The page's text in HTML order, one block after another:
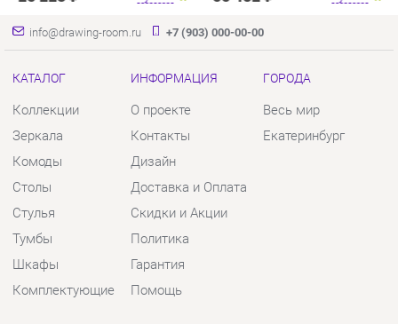
Комоды
Тумбы
Шкафы
Комплектующие
Дизайн
Политика
Гарантия
Помощь
КОНТАКТЫ
Шоурум и склад самовывоза
Адрес: г. Екатеринбург, пер.
Базовый, 47